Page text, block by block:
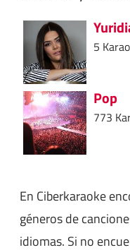
5
Pop
773
En Ciberkaraoke
géneros de
idiomas. Si no